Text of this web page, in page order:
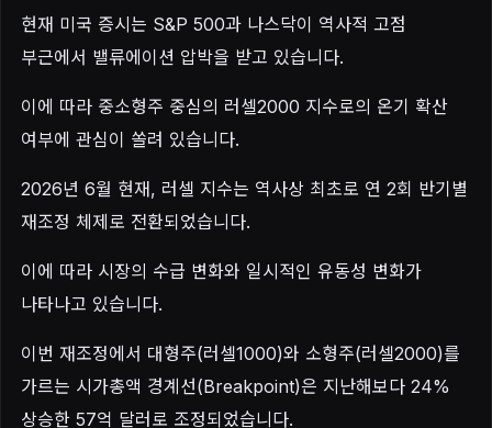
현재 미국 증시는 S&P 500과 나스닥이 역사적 고점
부근에서 밸류에이션 압박을 받고 있습니다.
이에 따라 중소형주 중심의 러셀2000 지수로의 온기 확산
여부에 관심이 쏠려 있습니다.
2026년 6월 현재, 러셀 지수는 역사상 최초로 연 2회 반기별
재조정 체제로 전환되었습니다.
이에 따라 시장의 수급 변화와 일시적인 유동성 변화가
나타나고 있습니다.
이번 재조정에서 대형주(러셀1000)와 소형주(러셀2000)를
가르는 시가총액 경계선(Breakpoint)은 지난해보다 24%
상승한 57억 달러로 조정되었습니다.